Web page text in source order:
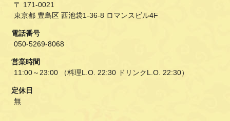
〒 171-0021
東京都 豊島区 西池袋1-36-8 ロマンスビル4F
電話番号
050-5269-8068
営業時間
11:00～23:00 （料理L.O. 22:30 ドリンクL.O. 22:30）
定休日
無